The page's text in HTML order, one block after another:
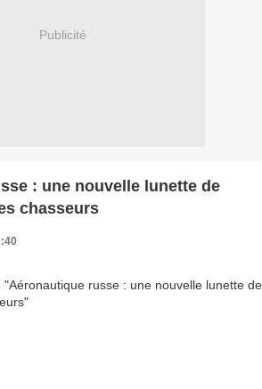
Publicité
: une nouvelle lunette de
chasseurs